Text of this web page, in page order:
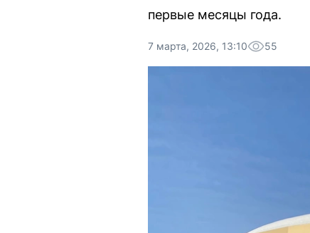
первые месяцы года.
7 марта, 2026, 13:10 55